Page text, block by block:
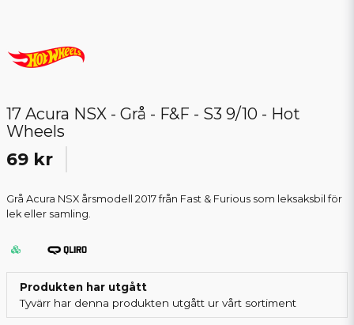
17 Acura NSX - Grå - F&F - S3 9/10 - Hot
Wheels
69 kr
Grå Acura NSX årsmodell 2017 från Fast & Furious som leksaksbil för
lek eller samling.
Produkten har utgått
Tyvärr har denna produkten utgått ur vårt sortiment